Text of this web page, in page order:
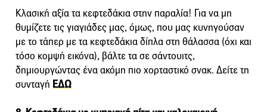
Κλασική αξία τα κεφτεδάκια στην παραλία! Για να μη
θυμίζετε τις γιαγιάδες μας, όμως, που μας κυνηγούσαν
με το τάπερ με τα κεφτεδάκια δίπλα στη θάλασσα (όχι και
τόσο κομψή εικόνα), βάλτε τα σε σάντουιτς,
δημιουργώντας ένα ακόμη πιο χορταστικό σνακ. Δείτε τη
συνταγή ΕΔΩ